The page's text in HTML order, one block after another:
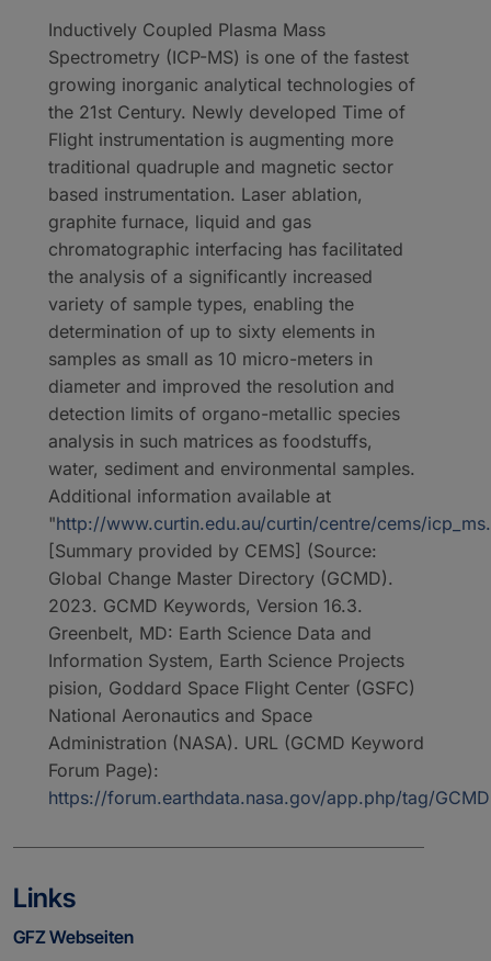
Inductively Coupled Plasma Mass
Spectrometry (ICP-MS) is one of the fastest
growing inorganic analytical technologies of
the 21st Century. Newly developed Time of
Flight instrumentation is augmenting more
traditional quadruple and magnetic sector
based instrumentation. Laser ablation,
graphite furnace, liquid and gas
chromatographic interfacing has facilitated
the analysis of a significantly increased
variety of sample types, enabling the
determination of up to sixty elements in
samples as small as 10 micro-meters in
diameter and improved the resolution and
detection limits of organo-metallic species
analysis in such matrices as foodstuffs,
water, sediment and environmental samples.
Additional information available at
"http://www.curtin.edu.au/curtin/centre/cems/
[Summary provided by CEMS] (Source:
Global Change Master Directory (GCMD).
2023. GCMD Keywords, Version 16.3.
Greenbelt, MD: Earth Science Data and
Information System, Earth Science Projects
pision, Goddard Space Flight Center (GSFC)
National Aeronautics and Space
Administration (NASA). URL (GCMD Keyword
Forum Page):
https://forum.earthdata.nasa.gov/app.php/tag/
Links
GFZ Webseiten